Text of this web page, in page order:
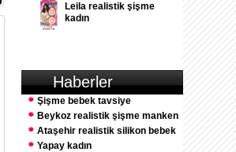
Leila realistik şişme
kadın
Haberler
Şişme bebek tavsiye
Beykoz realistik şişme manken
Ataşehir realistik silikon bebek
Yapay kadın